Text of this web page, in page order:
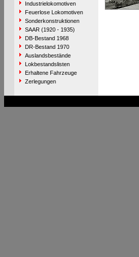
Industrielokomotiven
Feuerlose Lokomotiven
Sonderkonstruktionen
SAAR (1920 - 1935)
DB-Bestand 1968
DR-Bestand 1970
Auslandsbestände
Lokbestandslisten
Erhaltene Fahrzeuge
Zerlegungen